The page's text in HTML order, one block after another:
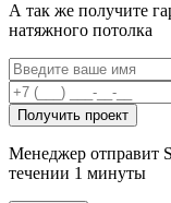
А так же получите
натяжного потолка
Получить проект
Менеджер отправит
течении 1 минуты